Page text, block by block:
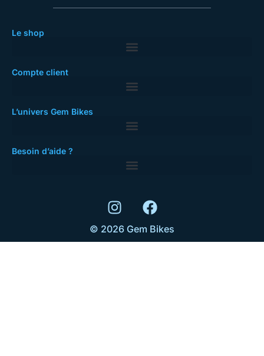
Le shop
Compte client
L’univers Gem Bikes
Besoin d’aide ?
© 2026 Gem Bikes